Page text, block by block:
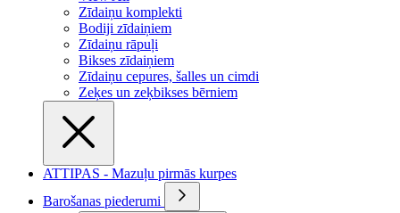
Zīdaiņu komplekti
Bodiji zīdaiņiem
Zīdaiņu rāpuļi
Bikses zīdaiņiem
Zīdaiņu cepures, šalles un cimdi
Zeķes un zeķbikses bērniem
ATTIPAS - Mazuļu pirmās kurpes
Barošanas piederumi